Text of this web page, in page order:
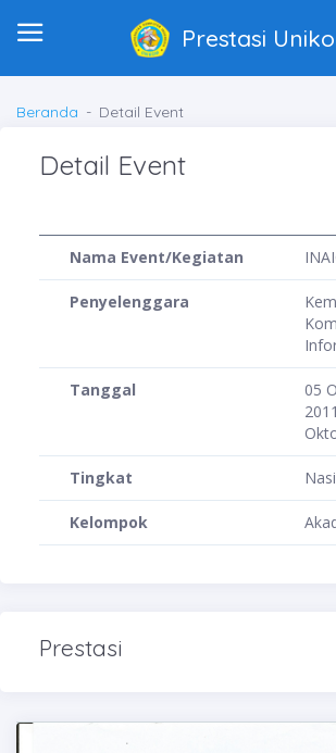
Prestasi
Beranda Detail Event
Detail Event
Nama Event/Kegiatan
Penyelenggara
Tanggal
05
Tingkat
Kelompok
Prestasi